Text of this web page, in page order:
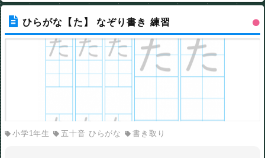
ひらがな【た】 なぞり書き 練習
小学1年生 五十音 ひらがな 書き取り